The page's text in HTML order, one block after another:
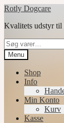
Spring
navigation
Spring
indhold
Rotly Dogcare
Kvalitets udstyr til
Søg
efter:
Menu
Shop
Info
Min Konto
Kurv
Kasse